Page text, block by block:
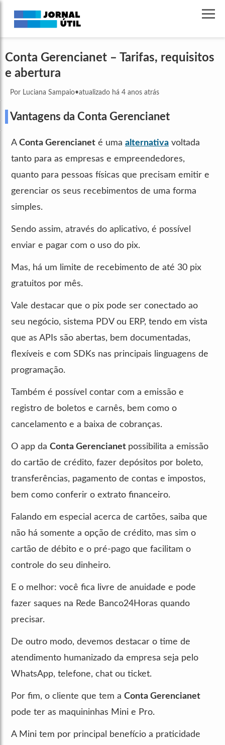
Conta Gerencianet – Tarifas, requisitos
e abertura
Por Luciana Sampaio•atualizado há 4 anos atrás
Vantagens da Conta Gerencianet
A Conta Gerencianet é uma alternativa voltada
tanto para as empresas e empreendedores,
quanto para pessoas físicas que precisam emitir e
gerenciar os seus recebimentos de uma forma
simples.
Sendo assim, através do aplicativo, é possível
enviar e pagar com o uso do pix.
Mas, há um limite de recebimento de até 30 pix
gratuitos por mês.
Vale destacar que o pix pode ser conectado ao
seu negócio, sistema PDV ou ERP, tendo em vista
que as APIs são abertas, bem documentadas,
flexíveis e com SDKs nas principais linguagens de
programação.
Também é possível contar com a emissão e
registro de boletos e carnês, bem como o
cancelamento e a baixa de cobranças.
O app da Conta Gerencianet possibilita a emissão
do cartão de crédito, fazer depósitos por boleto,
transferências, pagamento de contas e impostos,
bem como conferir o extrato financeiro.
Falando em especial acerca de cartões, saiba que
não há somente a opção de crédito, mas sim o
cartão de débito e o pré-pago que facilitam o
controle do seu dinheiro.
E o melhor: você fica livre de anuidade e pode
fazer saques na Rede Banco24Horas quando
precisar.
De outro modo, devemos destacar o time de
atendimento humanizado da empresa seja pelo
WhatsApp, telefone, chat ou ticket.
Por fim, o cliente que tem a Conta Gerencianet
pode ter as maquininhas Mini e Pro.
A Mini tem por principal benefício a praticidade